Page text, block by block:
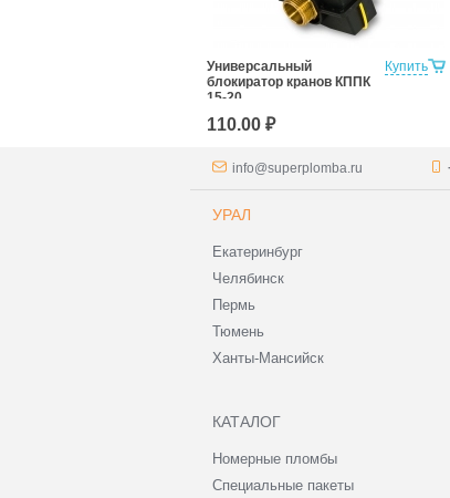
Купить
Универсальный
блокиратор кранов КППК
15-20
110.00 ₽
info@superplomba.ru
УРАЛ
Екатеринбург
Челябинск
Пермь
Тюмень
Ханты-Мансийск
КАТАЛОГ
Номерные пломбы
Специальные пакеты